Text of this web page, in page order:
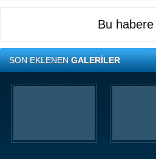
Bu
SON EKLENENGALERİLER